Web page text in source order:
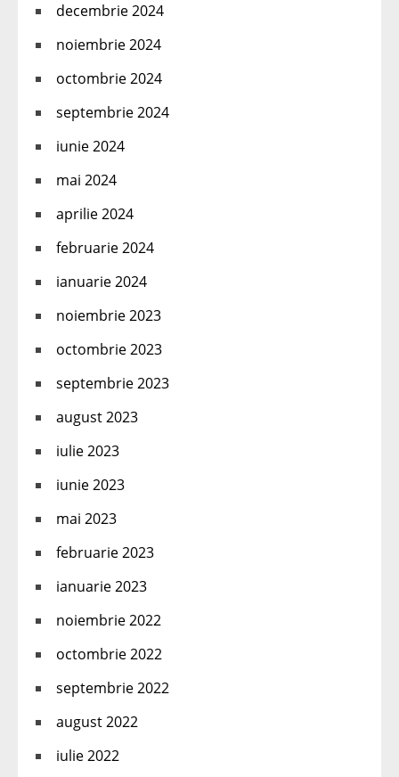
decembrie 2024
noiembrie 2024
octombrie 2024
septembrie 2024
iunie 2024
mai 2024
aprilie 2024
februarie 2024
ianuarie 2024
noiembrie 2023
octombrie 2023
septembrie 2023
august 2023
iulie 2023
iunie 2023
mai 2023
februarie 2023
ianuarie 2023
noiembrie 2022
octombrie 2022
septembrie 2022
august 2022
iulie 2022